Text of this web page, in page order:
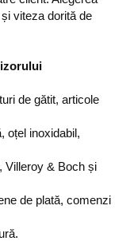
viteza dorită de
de gătit, articole
oțel inoxidabil,
Villeroy & Boch și
de plată, comenzi